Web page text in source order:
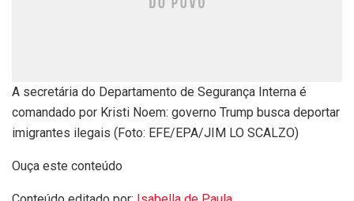
A secretária do Departamento de Segurança Interna é
comandado por Kristi Noem: governo Trump busca deportar
imigrantes ilegais (Foto: EFE/EPA/JIM LO SCALZO)
Ouça este conteúdo